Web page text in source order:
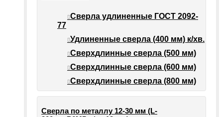
Сверла удлиненные ГОСТ 2092-
77
Удлиненные сверла (400 мм) к/хв.
Сверхдлинные сверла (500 мм)
Сверхдлинные сверла (600 мм)
Сверхдлинные сверла (800 мм)
Сверла по металлу 12-30 мм (L-